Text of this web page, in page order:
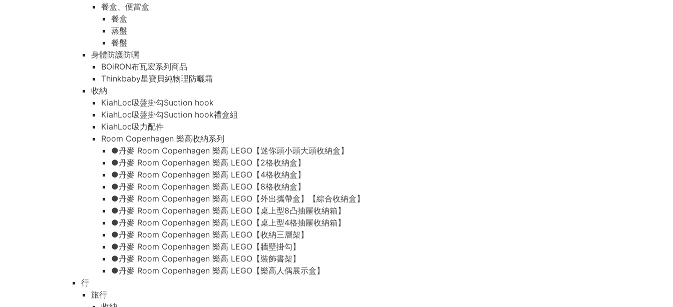
餐盒、便當盒
餐盒
蒸盤
餐盤
身體防護防曬
BOiRON布瓦宏系列商品
Thinkbaby星寶貝純物理防曬霜
收納
KiahLoc吸盤掛勾Suction hook
KiahLoc吸盤掛勾Suction hook禮盒組
KiahLoc吸力配件
Room Copenhagen 樂高收納系列
●丹麥 Room Copenhagen 樂高 LEGO【迷你頭小頭大頭收納盒】
●丹麥 Room Copenhagen 樂高 LEGO【2格收納盒】
●丹麥 Room Copenhagen 樂高 LEGO【4格收納盒】
●丹麥 Room Copenhagen 樂高 LEGO【8格收納盒】
●丹麥 Room Copenhagen 樂高 LEGO【外出攜帶盒】【綜合收納盒】
●丹麥 Room Copenhagen 樂高 LEGO【桌上型8凸抽屜收納箱】
●丹麥 Room Copenhagen 樂高 LEGO【桌上型4格抽屜收納箱】
●丹麥 Room Copenhagen 樂高 LEGO【收納三層架】
●丹麥 Room Copenhagen 樂高 LEGO【牆壁掛勾】
●丹麥 Room Copenhagen 樂高 LEGO【裝飾書架】
●丹麥 Room Copenhagen 樂高 LEGO【樂高人偶展示盒】
行
旅行